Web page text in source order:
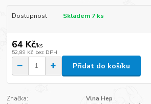
Dostupnost Skladem 7 ks
64 Kč/ks
52,89 Kč bez DPH
Přidat do košíku
Značka:
Vlna Hep